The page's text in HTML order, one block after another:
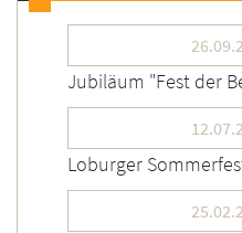
Jubiläum "Fest der
Loburger